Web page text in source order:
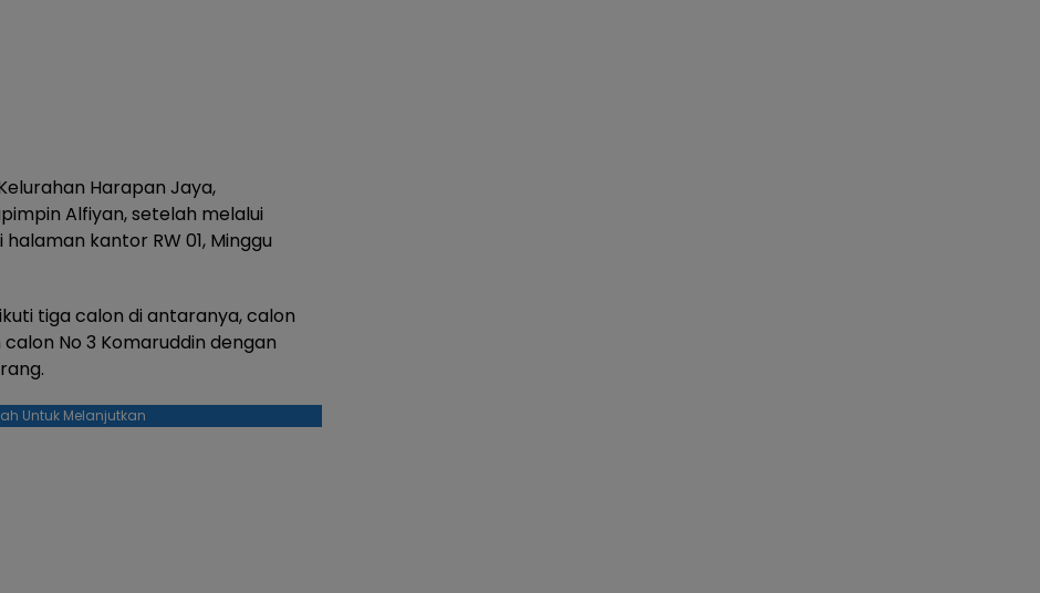
Harapan Jaya,
Alfiyan, setelah melalui
kantor RW 01, Minggu
tiga calon di antaranya, calon
calon No 3 Komaruddin dengan
Untuk Melanjutkan